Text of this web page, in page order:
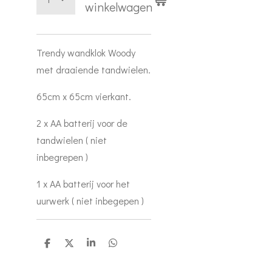
winkelwagen
Trendy wandklok Woody
met draaiende tandwielen.
65cm x 65cm vierkant.
2 x AA batterij voor de
tandwielen ( niet
inbegrepen )
1 x AA batterij voor het
uurwerk ( niet inbegepen )
D
D
S
D